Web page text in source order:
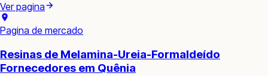
Ver pagina
Pagina de mercado
Resinas de Melamina-Ureia-Formaldeído
Fornecedores em Quênia